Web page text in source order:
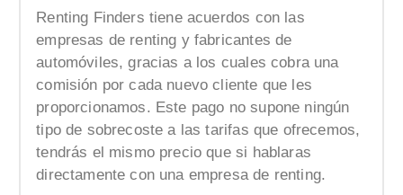
Renting Finders tiene acuerdos con las
empresas de renting y fabricantes de
automóviles, gracias a los cuales cobra una
comisión por cada nuevo cliente que les
proporcionamos. Este pago no supone ningún
tipo de sobrecoste a las tarifas que ofrecemos,
tendrás el mismo precio que si hablaras
directamente con una empresa de renting.